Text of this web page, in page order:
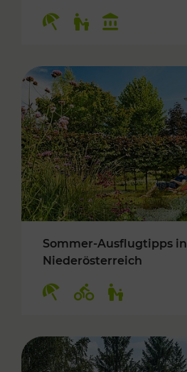
Sommer-Ausflugtipps in
Niederösterreich